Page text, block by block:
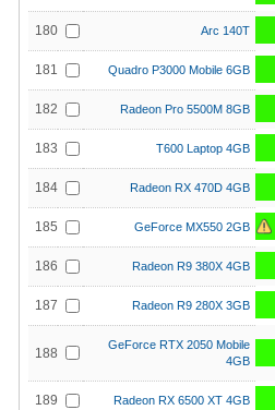
180 Arc 140T
181 Quadro P3000 Mobile 6GB
182 Radeon Pro 5500M 8GB
183 T600 Laptop 4GB
184 Radeon RX 470D 4GB
185 GeForce MX550 2GB
186 Radeon R9 380X 4GB
187 Radeon R9 280X 3GB
188
GeForce RTX 2050 Mobile
4GB
189 Radeon RX 6500 XT 4GB